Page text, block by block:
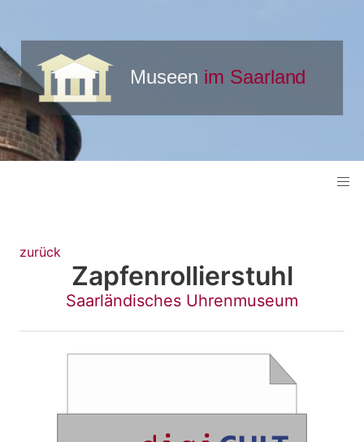
zurück
Zapfenrollierstuhl
Saarländisches Uhrenmuseum